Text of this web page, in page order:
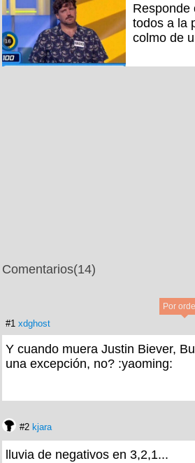
Responde
todos a la
colmo de
Comentarios(14)
Por
#1 xdghost
Y cuando muera Justin Biever,
una excepción, no? :yaoming:
#2 kjara
lluvia de negativos en 3,2,1...